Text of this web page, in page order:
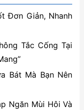
Đơn Giản, Nhanh
Tắc Cống Tại
Bát Mà Bạn Nên
Ngăn Mùi Hôi Và